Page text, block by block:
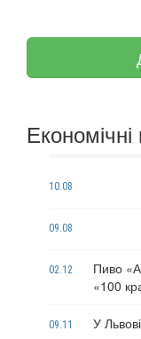
10.08
09.08
02.12
Пиво
«100
09.11
У